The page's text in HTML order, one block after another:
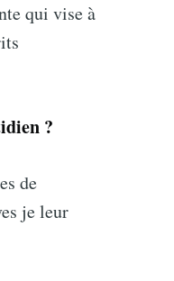
qui vise à
?
de
je leur